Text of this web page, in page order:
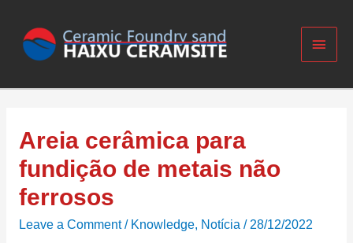
Areia cerâmica para
fundição de metais não
ferrosos
Leave a Comment / Knowledge, Notícia / 28/12/2022